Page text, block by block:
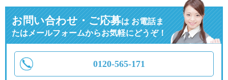
お問い合わせ・ご応募はお電話ま
たはメールフォームからお気軽にどうぞ！
0120-565-171